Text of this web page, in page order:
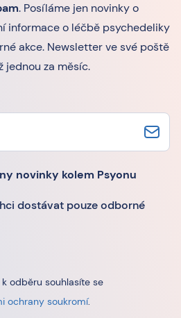
. Posíláme jen novinky o
informace o léčbě psychedeliky
akce. Newsletter ve své poště
jednou za měsíc.
novinky kolem Psyonu
dostávat pouze odborné
k odběru souhlasíte se
ochrany soukromí.